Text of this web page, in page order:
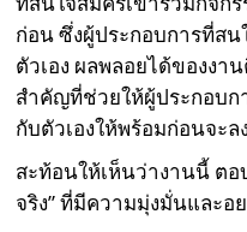
ก่อน ซึ่งผู้ประกอบการที่สน
ตัวเอง ผลพลอยได้ของงา
สำคัญที่ช่วยให้ผู้ประกอบก
กับตัวเองให้พร้อมก่อนจะ
สะท้อนให้เห็นว่างานนี้ ตอ
จริง” ที่มีความมุ่งมั่นและอ